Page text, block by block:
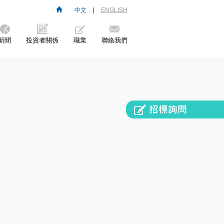
中文 ENGLISH
聞 投資者關係 職業 聯絡我們